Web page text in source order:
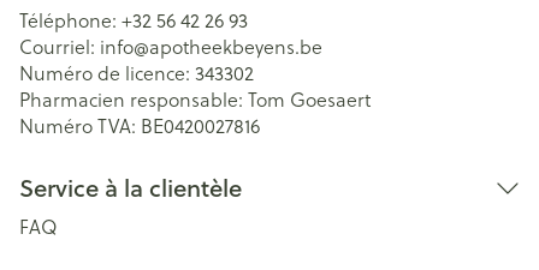
Téléphone: +32 56 42 26 93
Courriel: info@apotheekbeyens.be
Numéro de licence: 343302
Pharmacien responsable: Tom Goesaert
Numéro TVA: BE0420027816
Service à la clientèle
FAQ